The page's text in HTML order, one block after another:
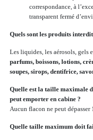
correspondance, à
transparent fermé
Quels sont les produits
Les liquides, les aérosols, gels
parfums, boissons, lotions,
soupes, sirops, dentifrice,
Quelle est la taille maximale
peut emporter en cabine ?
Aucun flacon ne peut dépasser
Quelle taille maximum doit